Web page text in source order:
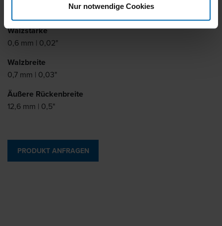
Nur notwendige Cookies
6 - 16 mm | 1/4 - 5/8"
Walzstärke
0,6 mm | 0,02"
Walzbreite
0,7 mm | 0,03"
Äußere Rückenbreite
12,6 mm | 0,5"
PRODUKT ANFRAGEN